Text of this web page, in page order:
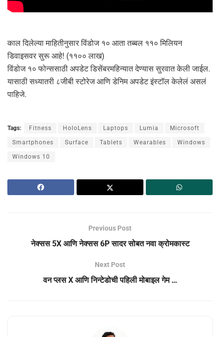
काल दिलेल्या माहितीनुसार विंडोज १० आता तब्बल ११० मिलियन
डिवाइसवर सुरू आहे! (११०० लाख)
विंडोज १० फोन्ससाठी अपडेट डिसेंबरमहिन्यात देण्यास सुरवात केली जाईल.
यासाठी सध्यातरी ८जीबी स्टोरेज आणि डेनिम अपडेट इंस्टॉल केलेलं असलं
पाहिजे.
Tags: Fitness HoloLens Laptops Lumia Microsoft
Smartphones Surface Tablets Wearables Windows
Windows 10
Previous Post
नेक्सस 5X आणि नेक्सस 6P सादर सोबत नवा क्रोमकास्ट
Next Post
वन प्लस X आणि निन्टेडोची पहिली मोबाइल गेम …